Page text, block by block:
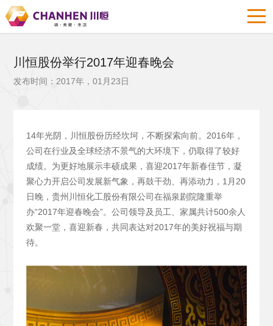
川恒股份举行2017年迎春晚会
发布时间：2017年，01月23日
14年光阴，川恒股份历经坎坷，不断探索向前。2016年，
公司在行业及全球经济不景气的大环境下，仍取得了较好
成绩。为更好地展示丰硕成果，喜迎2017年新春佳节，凝
聚心力开启公司发展新气象，再鼓干劲、再添动力，1月20
日晚，贵州川恒化工股份有限公司在福泉剧院隆重举
办“2017年迎春晚会”。公司领导及员工、家属共计500余人
欢聚一堂，喜迎新春，共同表达对2017年的美好祝福与期
待。